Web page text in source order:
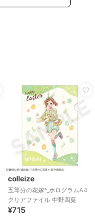
colleize
五等分の花嫁*_ホログラムA4
クリアファイル 中野四葉
¥715